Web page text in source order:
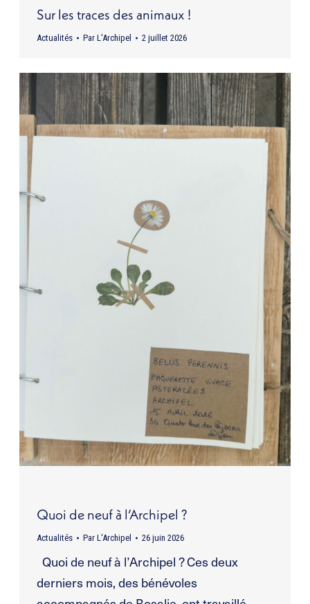
Sur les traces des animaux !
Actualités Par L'Archipel 2 juillet 2026
Quoi de neuf à l’Archipel ?
Actualités Par L'Archipel 26 juin 2026
Quoi de neuf à l’Archipel ? Ces deux
derniers mois, des bénévoles